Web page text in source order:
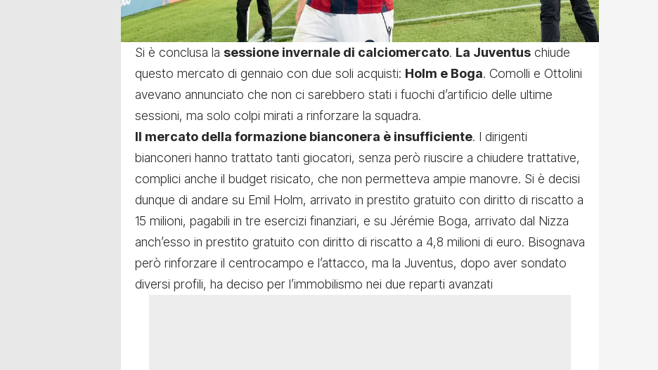
Si è conclusa la sessione invernale di calciomercato. La Juventus chiude
questo mercato di gennaio con due soli acquisti: Holm e Boga. Comolli e Ottolini
avevano annunciato che non ci sarebbero stati i fuochi d’artificio delle ultime
sessioni, ma solo colpi mirati a rinforzare la squadra.
ll mercato della formazione bianconera è insufficiente. I dirigenti
bianconeri hanno trattato tanti giocatori, senza però riuscire a chiudere trattative,
complici anche il budget risicato, che non permetteva ampie manovre. Si è decisi
dunque di andare su Emil Holm, arrivato in prestito gratuito con diritto di riscatto a
15 milioni, pagabili in tre esercizi finanziari, e su Jérémie Boga, arrivato dal Nizza
anch’esso in prestito gratuito con diritto di riscatto a 4,8 milioni di euro. Bisognava
però rinforzare il centrocampo e l’attacco, ma la Juventus, dopo aver sondato
diversi profili, ha deciso per l’immobilismo nei due reparti avanzati